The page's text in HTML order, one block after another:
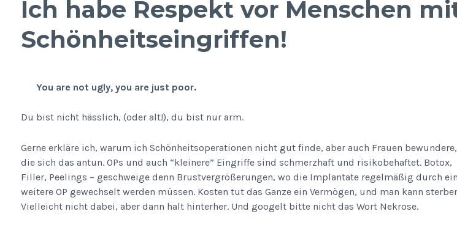
Ich habe Respekt vor Menschen
Schönheitseingriffen!
You are not ugly, you are just poor.
Du bist nicht hässlich, (oder alt!), du bist nur arm.
Gerne erkläre ich, warum ich Schönheitsoperationen nicht gut finde, aber auch Frauen bewundere,
die sich das antun. OPs und auch “kleinere” Eingriffe sind schmerzhaft und risikobehaftet. Botox,
Filler, Peelings – geschweige denn Brustvergrößerungen, wo die Implantate regelmäßig durch
weitere OP gewechselt werden müssen. Kosten tut das Ganze ein Vermögen, und man kann
Vielleicht nicht dabei, aber dann halt hinterher. Und googelt bitte nicht das Wort Nekrose.